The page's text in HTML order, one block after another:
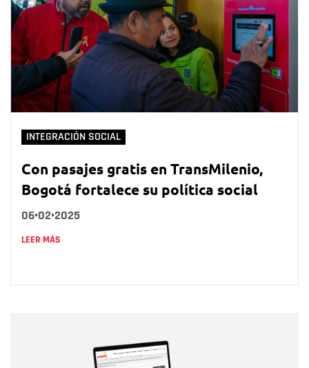
INTEGRACIÓN SOCIAL
Con pasajes gratis en TransMilenio,
Bogotá fortalece su política social
06•02•2025
LEER MÁS